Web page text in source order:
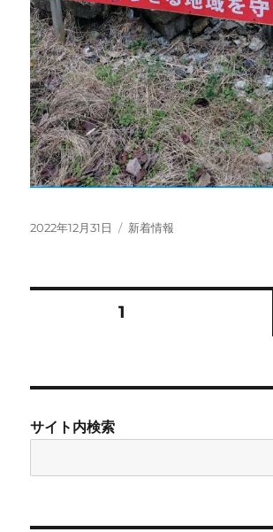
投
2022年12月31日
カ
新着情報
の
ペ
ー
固定ページ1
サイト内検索